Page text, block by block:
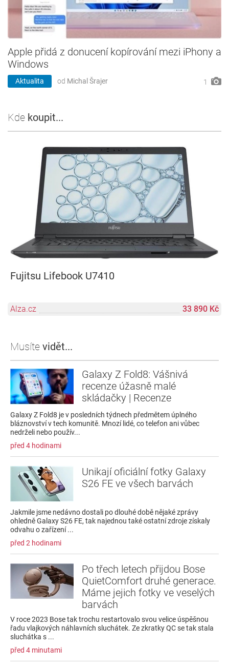
Apple přidá z donucení kopírování mezi iPhony a
Windows
Aktualita od Michal Šrajer 1
Kde koupit...
Fujitsu Lifebook U7410
Alza.cz 33 890 Kč
Musíte vidět...
Galaxy Z Fold8: Vášnivá
recenze úžasně malé
skládačky | Recenze
Galaxy Z Fold8 je v posledních týdnech předmětem úplného
bláznovství v tech komunitě. Mnozí lidé, co telefon ani vůbec
nedrželi nebo použív...
před 4 hodinami
Unikají oficiální fotky Galaxy
S26 FE ve všech barvách
Jakmile jsme nedávno dostali po dlouhé době nějaké zprávy
ohledně Galaxy S26 FE, tak najednou také ostatní zdroje získaly
odvahu o zařízení ...
před 2 hodinami
Po třech letech přijdou Bose
QuietComfort druhé generace.
Máme jejich fotky ve veselých
barvách
V roce 2023 Bose tak trochu restartovalo svou velice úspěšnou
řadu vlajkových náhlavních sluchátek. Ze zkratky QC se tak stala
sluchátka s ...
před 4 minutami